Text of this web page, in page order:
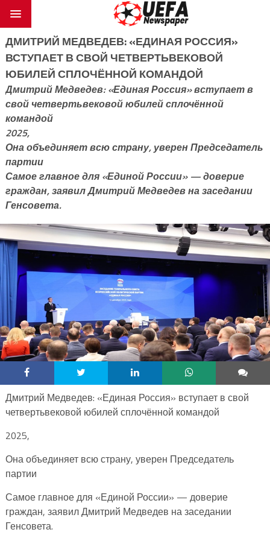
ДМИТРИЙ МЕДВЕДЕВ: «ЕДИНАЯ РОССИЯ»
ВСТУПАЕТ В СВОЙ ЧЕТВЕРТЬВЕКОВОЙ
ЮБИЛЕЙ СПЛОЧЁННОЙ КОМАНДОЙ
Дмитрий Медведев: «Единая Россия» вступает в
свой четвертьвековой юбилей сплочённой
командой
2025,
Она объединяет всю страну, уверен Председатель
партии
Самое главное для «Единой России» — доверие
граждан, заявил Дмитрий Медведев на заседании
Генсовета.
Дмитрий Медведев: «Единая Россия» вступает в свой
четвертьвековой юбилей сплочённой командой
2025,
Она объединяет всю страну, уверен Председатель
партии
Самое главное для «Единой России» — доверие
граждан, заявил Дмитрий Медведев на заседании
Генсовета.